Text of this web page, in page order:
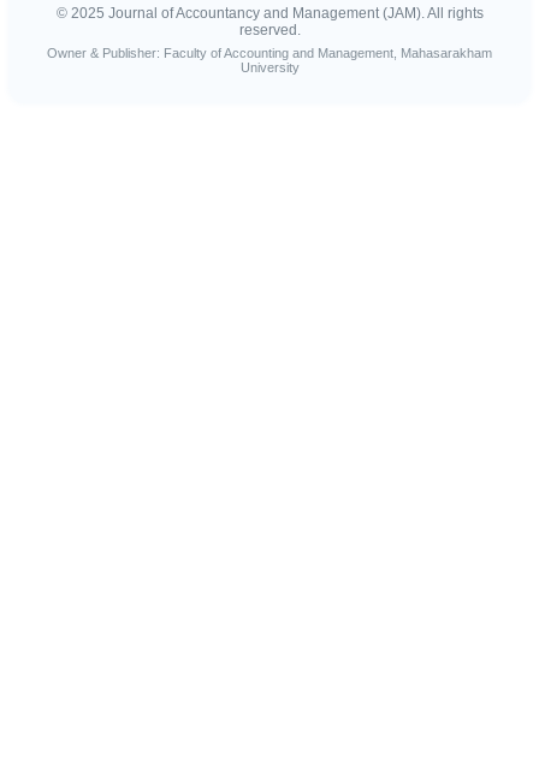
© 2025 Journal of Accountancy and Management (JAM). All rights
reserved.
Owner & Publisher: Faculty of Accounting and Management, Mahasarakham
University